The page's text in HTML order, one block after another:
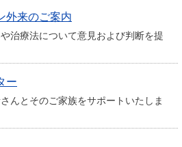
外来のご案内
治療法について意見および判断を提
ー
んとそのご家族をサポートいたしま